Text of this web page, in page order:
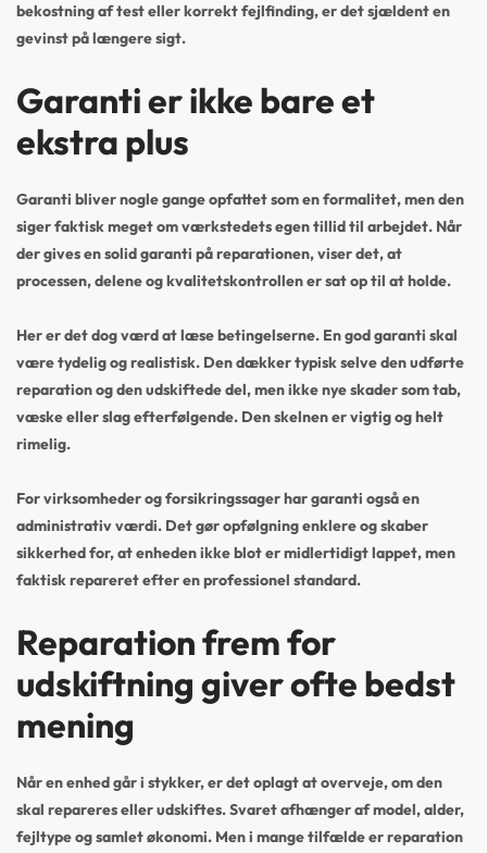
bekostning af test eller korrekt fejlfinding, er det sjældent en
gevinst på længere sigt.
Garanti er ikke bare et
ekstra plus
Garanti bliver nogle gange opfattet som en formalitet, men den
siger faktisk meget om værkstedets egen tillid til arbejdet. Når
der gives en solid garanti på reparationen, viser det, at
processen, delene og kvalitetskontrollen er sat op til at holde.
Her er det dog værd at læse betingelserne. En god garanti skal
være tydelig og realistisk. Den dækker typisk selve den udførte
reparation og den udskiftede del, men ikke nye skader som tab,
væske eller slag efterfølgende. Den skelnen er vigtig og helt
rimelig.
For virksomheder og forsikringssager har garanti også en
administrativ værdi. Det gør opfølgning enklere og skaber
sikkerhed for, at enheden ikke blot er midlertidigt lappet, men
faktisk repareret efter en professionel standard.
Reparation frem for
udskiftning giver ofte bedst
mening
Når en enhed går i stykker, er det oplagt at overveje, om den
skal repareres eller udskiftes. Svaret afhænger af model, alder,
fejltype og samlet økonomi. Men i mange tilfælde er reparation